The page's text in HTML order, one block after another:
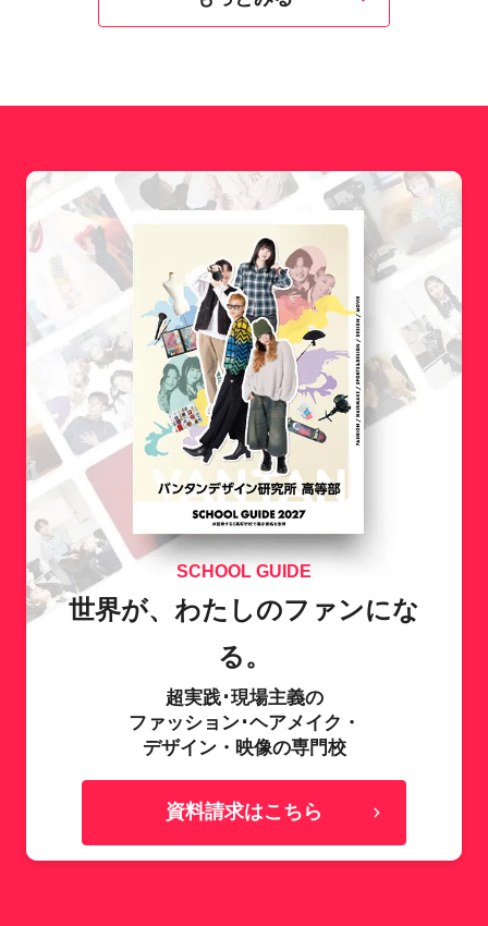
SCHOOL GUIDE
世界が、わたしのファンにな
る。
超実践･現場主義の
ファッション･ヘアメイク・
デザイン・映像の専門校
資料請求はこちら